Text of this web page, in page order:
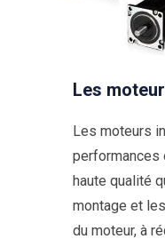
Les
Les moteurs
performances
haute qualité
montage et
du moteur, à